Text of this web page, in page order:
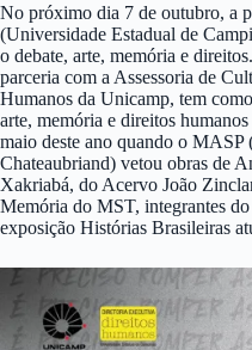
No próximo dia 7 de outubro, a
(Universidade Estadual de
o debate, arte, memória e
parceria com a Assessoria de
Humanos da Unicamp, tem
arte, memória e direitos
maio deste ano quando o MASP
Chateaubriand) vetou obras de
Xakriabá, do Acervo João
Memória do MST, integrantes
exposição Histórias Brasileiras